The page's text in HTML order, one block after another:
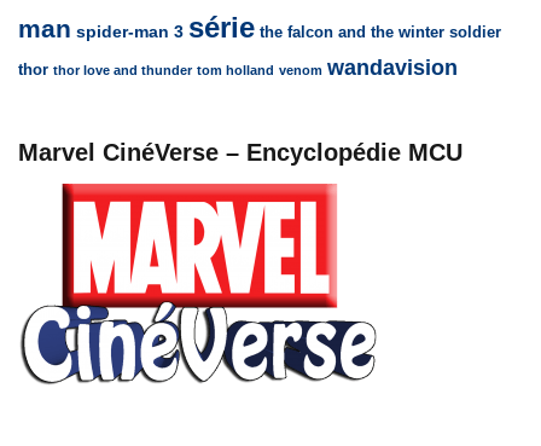
man spider-man 3 série the falcon and the winter soldier
thor thor love and thunder tom holland venom wandavision
Marvel CinéVerse – Encyclopédie MCU